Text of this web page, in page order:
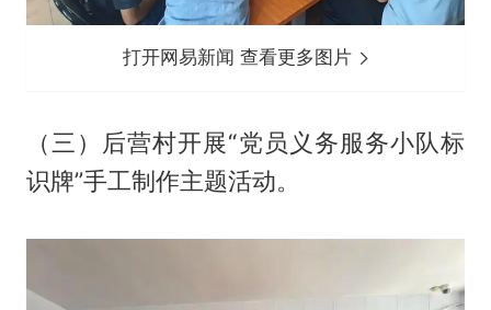
打开网易新闻 查看更多图片
（三）后营村开展“党员义务服务小队标
识牌”手工制作主题活动。